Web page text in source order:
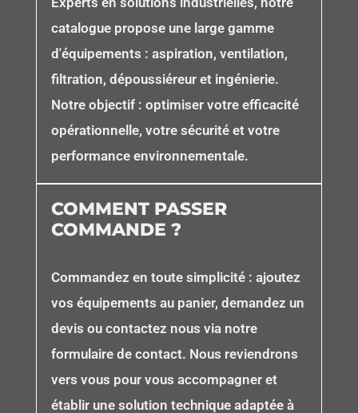
catalogue propose une large gamme
d'équipements : aspiration, ventilation,
filtration, dépoussiéreur et ingénierie.
Notre objectif : optimiser votre efficacité
opérationnelle, votre sécurité et votre
performance environnementale.
COMMENT PASSER
COMMANDE ?
Commandez en toute simplicité : ajoutez
vos équipements au panier, demandez un
devis ou contactez nous via notre
formulaire de contact. Nous reviendrons
vers vous pour vous accompagner et
établir une solution technique adaptée à